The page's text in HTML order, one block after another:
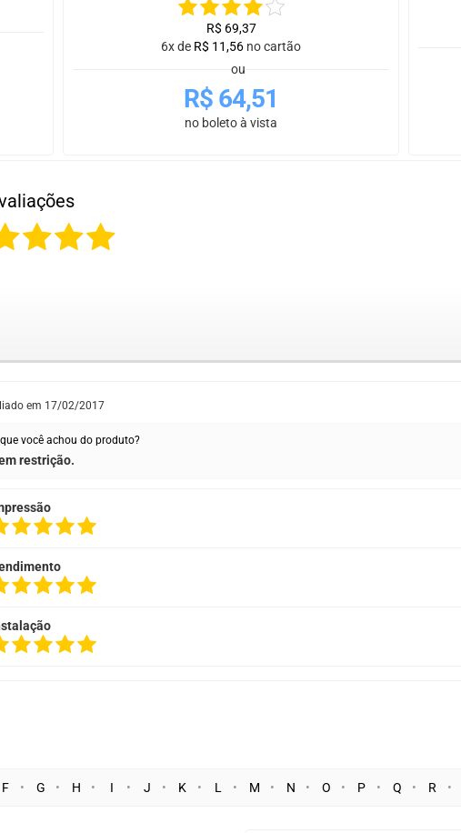
R$ 69,37
6x de R$ 11,56 no cartão
ou
R$ 64,51
no boleto à vista
em 17/02/2017
você achou do produto?
restrição.
F G H I J K L M N O P Q R